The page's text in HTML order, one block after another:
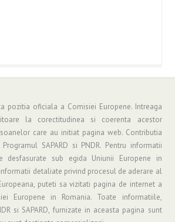
pozitia oficiala a Comisiei Europene. Intreaga
la corectitudinea si coerenta acestor
care au initiat pagina web. Contributia
SAPARD si PNDR. Pentru informatii
desfasurate sub egida Uniunii Europene in
detaliate privind procesul de aderare al
puteti sa vizitati pagina de internet a
Europene in Romania. Toate informatiile,
si SAPARD, furnizate in aceasta pagina sunt